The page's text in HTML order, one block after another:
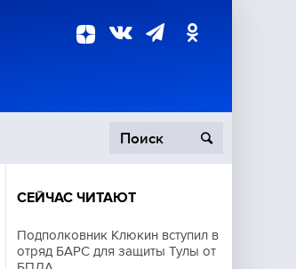
СЕЙЧАС ЧИТАЮТ
Подполковник Клюкин вступил в
отряд БАРС для защиты Тулы от